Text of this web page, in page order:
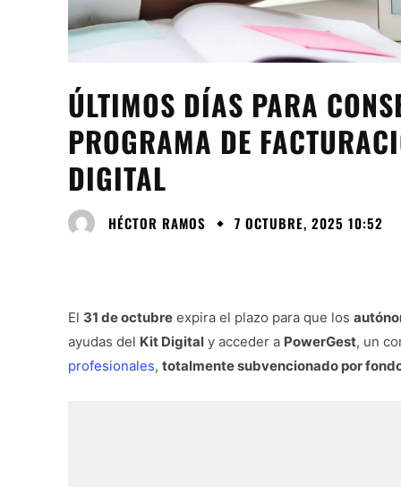
ÚLTIMOS DÍAS PARA
PROGRAMA DE
DIGITAL
HÉCTOR RAMOS 7 OCTUBRE, 2025 10:52
El 31 de octubre expira el plazo para que los
ayudas del Kit Digital y acceder a PowerGest, un
profesionales, totalmente subvencionado por